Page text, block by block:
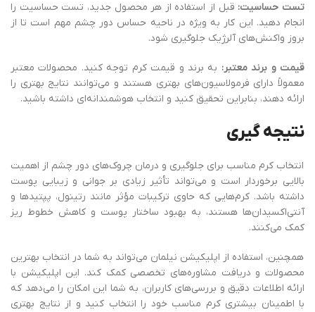
تست حساسیت: قبل از استفاده از هر محصول جدید، تست حساسیت را
انجام دهید. این کار به ویژه در ناحیه حساس دور چشم مهم است تا از
بروز واکنش‌های آلرژیک جلوگیری شود.
قیمت و برند معتبر: به برند و قیمت کرم توجه کنید. محصولات معتبر
معمولاً دارای فرمولاسیون‌های بهتری هستند و می‌توانند نتایج بهتری را
ارائه دهند، بنابراین تحقیق کنید و انتخاب هوشمندانه‌ای داشته باشید.
نتیجه گیری
انتخاب کرم مناسب برای جلوگیری و درمان چروک‌های دور چشم از اهمیت
بالایی برخوردار است و می‌تواند تأثیر زیادی بر جوانی و زیبایی پوست
داشته باشد. کرم‌هایی که حاوی ترکیبات مؤثر مانند رتینول، پپتیدها و
آنتی‌اکسیدان‌ها هستند، به بهبود ساختار پوست و کاهش خطوط ریز
کمک می‌کنند.
همچنین، استفاده از اپلیکیشن نیلمان می‌تواند به شما در انتخاب بهترین
محصولات و دریافت مشاوره‌های تخصصی کمک کند. این اپلیکیشن با
ارائه اطلاعات دقیق و بررسی‌های کاربران، به شما این امکان را می‌دهد که
با اطمینان بیشتری کرم مناسب خود را انتخاب کنید و از نتایج بهتری